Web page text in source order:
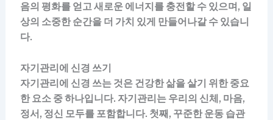
음의 평화를 얻고 새로운 에너지를 충전할 수 있으며, 일
상의 소중한 순간을 더 가치 있게 만들어나갈 수 있습니
다.
자기관리에 신경 쓰기
자기관리에 신경 쓰는 것은 건강한 삶을 살기 위한 중요
한 요소 중 하나입니다. 자기관리는 우리의 신체, 마음,
정서, 정신 모두를 포함합니다. 첫째, 꾸준한 운동 습관